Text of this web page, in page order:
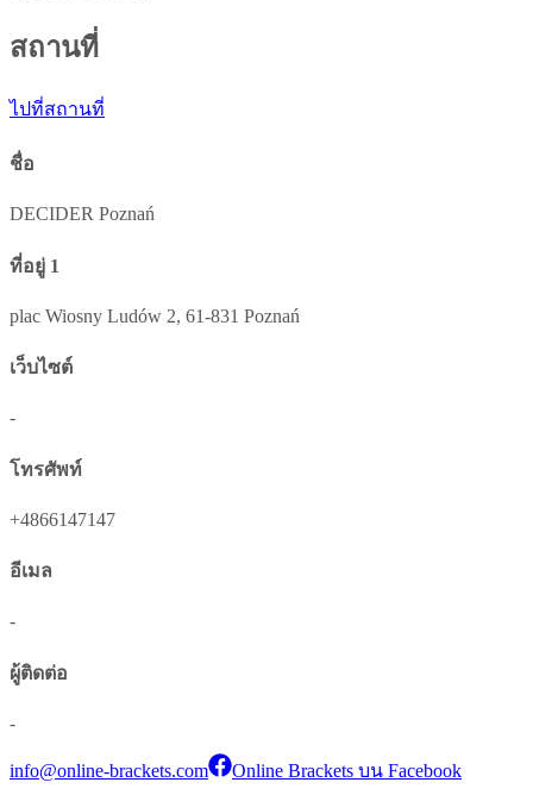
สถานที่
ไปที่สถานที่
ชื่อ
DECIDER Poznań
ที่อยู่ 1
plac Wiosny Ludów 2, 61-831 Poznań
เว็บไซต์
-
โทรศัพท์
+4866147147
อีเมล
-
ผู้ติดต่อ
-
info@online-brackets.com Online Brackets บน Facebook